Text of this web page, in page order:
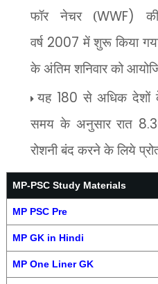
फॉर नेचर (WWF)
वर्ष 2007 में शुरू किया
के अंतिम शनिवार को
यह 180 से अधिक देशों
समय के अनुसार रात
रोशनी बंद करने के लिये
MP-PSC Study Materials
MP PSC Pre
MP GK in Hindi
MP One Liner GK